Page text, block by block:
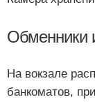
Обменники
На вокзале
банкоматов,